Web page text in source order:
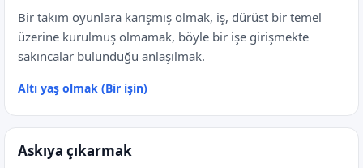
Bir takım oyunlara karışmış olmak, iş, dürüst bir temel
üzerine kurulmuş olmamak, böyle bir işe girişmekte
sakıncalar bulunduğu anlaşılmak.
Altı yaş olmak (Bir işin)
Askıya çıkarmak